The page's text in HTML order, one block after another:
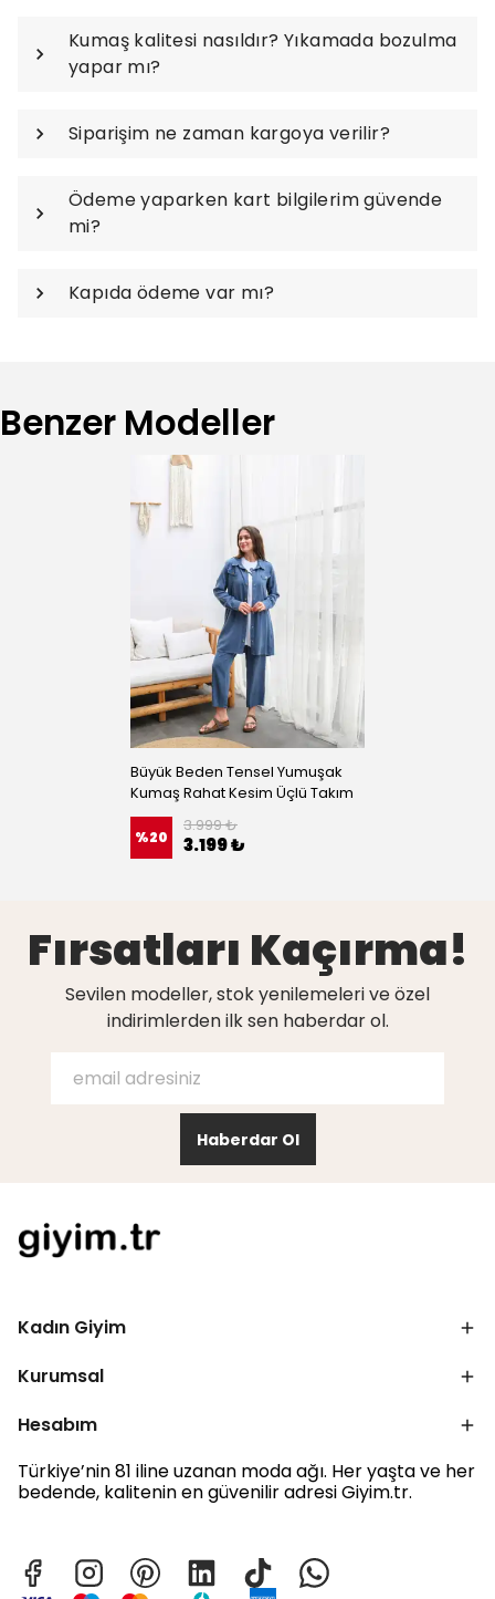
Kumaş kalitesi nasıldır? Yıkamada bozulma
yapar mı?
Siparişim ne zaman kargoya verilir?
Ödeme yaparken kart bilgilerim güvende
mi?
Kapıda ödeme var mı?
Benzer Modeller
Büyük Beden Tensel Yumuşak
Kumaş Rahat Kesim Üçlü Takım
%20
3.999 ₺
3.199 ₺
Fırsatları Kaçırma!
Sevilen modeller, stok yenilemeleri ve özel
indirimlerden ilk sen haberdar ol.
Haberdar Ol
Kadın Giyim
Kurumsal
Hesabım
Türkiye’nin 81 iline uzanan moda ağı. Her yaşta ve her
bedende, kalitenin en güvenilir adresi Giyim.tr.